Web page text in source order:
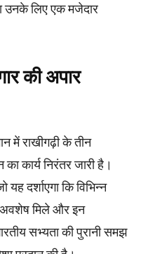
उनके लिए एक मजेदार
की अपार
में राखीगढ़ी के तीन
कार्य निरंतर जारी है।
दर्शाएगा कि विभिन्न
मिले और इन
सभ्यता की पुरानी समझ